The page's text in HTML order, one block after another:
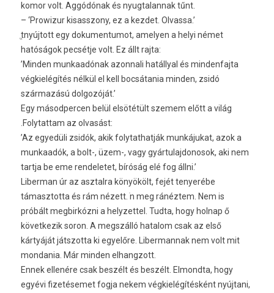
komor volt. Aggódónak és nyugtalannak tűnt.
– ‘Prowizur kisasszony, ez a kezdet. Olvassa.’
ֱtnyújtott egy dokumentumot, amelyen a helyi német
hatóságok pecsétje volt. Ez állt rajta:
’Minden munkaadónak azonnali hatállyal és mindenfajta
végkielégítés nélkül el kell bocsátania minden, zsidó
származású dolgozóját.’
Egy másodpercen belül elsötétült szemem előtt a világ
.Folytattam az olvasást:
’Az egyedüli zsidók, akik folytathatják munkájukat, azok a
munkaadók, a bolt-, üzem-, vagy gyártulajdonosok, aki nem
tartja be eme rendeletet, bíróság elé fog állni.’
Liberman úr az asztalra könyökölt, fejét tenyerébe
támasztotta és rám nézett. ֹn meg ránéztem. Nem is
próbált megbirkózni a helyzettel. Tudta, hogy holnap ő
következik soron. A megszálló hatalom csak az első
kártyáját játszotta ki egyelőre. Libermannak nem volt mit
mondania. Már minden elhangzott.
Ennek ellenére csak beszélt és beszélt. Elmondta, hogy
egyévi fizetésemet fogja nekem végkielégítésként nyújtani,